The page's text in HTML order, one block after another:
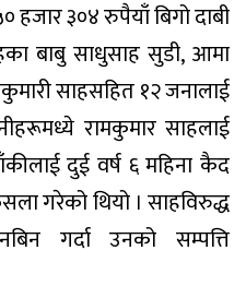
३०४ रुपैयाँ बिगो दाबी
बाबु साधुसाह सुडी, आमा
साहसहित १२ जनालाई
रामकुमार साहलाई
दुई वर्ष ६ महिना कैद
गरेको थियो । साहविरुद्ध
गर्दा उनको सम्पत्ति